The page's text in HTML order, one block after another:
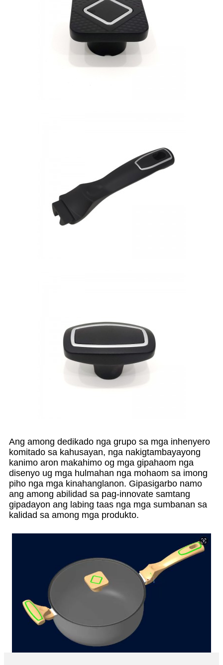
Ang among dedikado nga grupo sa mga inhenyero
komitado sa kahusayan, nga nakigtambayayong
kanimo aron makahimo og mga gipahaom nga
disenyo ug mga hulmahan nga mohaom sa imong
piho nga mga kinahanglanon. Gipasigarbo namo
ang among abilidad sa pag-innovate samtang
gipadayon ang labing taas nga mga sumbanan sa
kalidad sa among mga produkto.